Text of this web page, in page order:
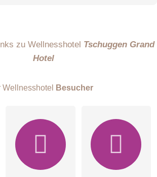
zu Wellnesshotel Tschuggen Grand
Hotel
Wellnesshotel Besucher